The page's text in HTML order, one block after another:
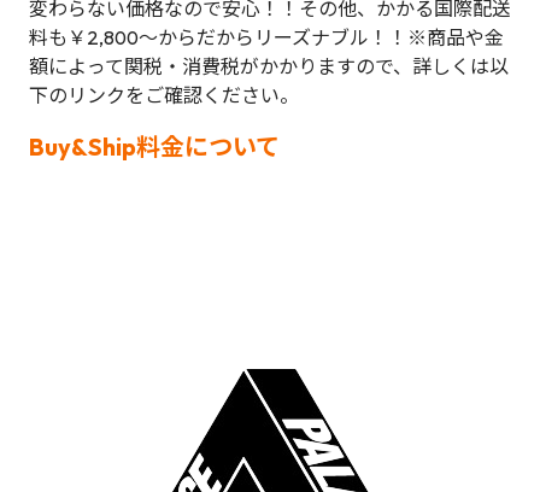
変わらない価格なので安心！！その他、かかる国際配送
料も￥2,800～からだからリーズナブル！！※商品や金
額によって関税・消費税がかかりますので、詳しくは以
下のリンクをご確認ください。
Buy&Ship料金について